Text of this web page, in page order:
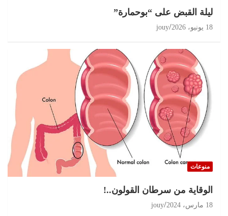
ليلة القبض على “بوحمارة”
18 يونيو، 2026 jouy
منوعات
الوقاية من سرطان القولون..!
18 مارس، 2024 jouy